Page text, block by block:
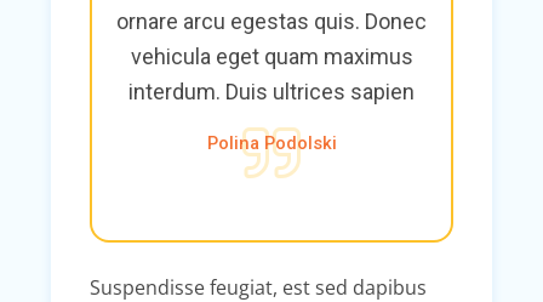
ornare arcu egestas quis. Donec
vehicula eget quam maximus
interdum. Duis ultrices sapien
Polina Podolski
Suspendisse feugiat, est sed dapibus